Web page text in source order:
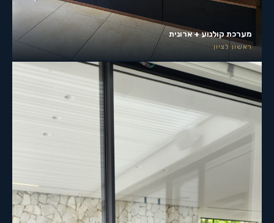
מערכת קולנוע + ארונית
ראשון לציון